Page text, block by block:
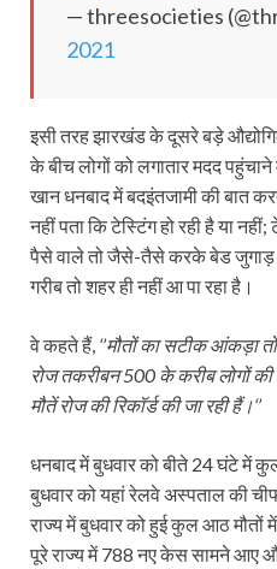
— threesocieties
2021
इसी तरह झारखंड के दूसरे बड़े
के बीच लोगों को लगातार मदद
खान धनबाद में बदइंतजामी की बात
नहीं पता कि टेस्टिंग हो रही है या नहीं;
पैसे वाले तो जैसे-तैसे करके बेड जुगाड़
गरीब तो शहर ही नहीं आ पा रहा है।
वे कहते हैं, ‘’मौतों का सटीक आंकड़ा
रोज तकरीबन 500 के करीब लोगों की
मौतें रोज की रिकॉर्ड की जा रही हैं।‘’
धनबाद में बुधवार को बीते 24 घंटे में
बुधवार को यहां रेलवे अस्‍पताल की
राज्‍य में बुधवार को हुई कुल आठ मौतों
पूरे राज्‍य में 788 नए केस सामने